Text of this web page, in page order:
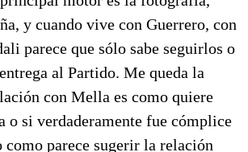
y cuando vive con Guerrero, con
parece que sólo sabe seguirlos o
al Partido. Me queda la
con Mella es como quiere
o si verdaderamente fue cómplice
como parece sugerir la relación